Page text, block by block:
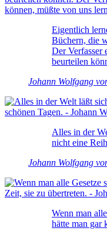
Eigentlich
Büchern, die
Der Verfasser
beurteilen
Johann Wolfgang
Alles in der
nicht eine
Johann Wolfgang
Wenn man
hätte man gar